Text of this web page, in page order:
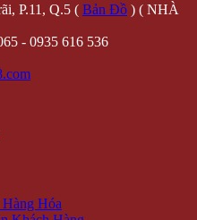
P.11, Q.5 ( Bản Đồ ) ( NHÀ
- 0935 616 536
Hóa